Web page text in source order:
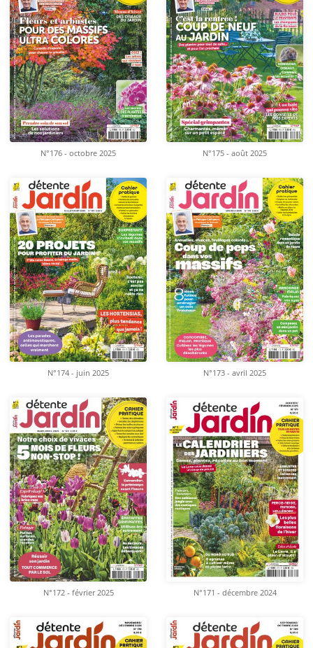
N°176 - octobre 2025 N°175 - août 2025
N°174 - juin 2025 N°173 - avril 2025
N°172 - février 2025 N°171 - décembre 2024